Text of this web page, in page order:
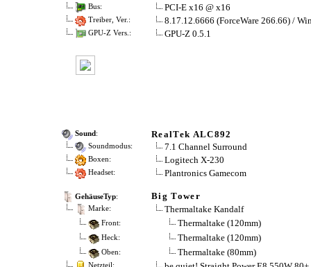
Bus: PCI-E x16 @ x16
Treiber, Ver.: 8.17.12.6666 (ForceWare 266.66) /
GPU-Z Vers.: GPU-Z 0.5.1
Sound: RealTek ALC892
Soundmodus: 7.1 Channel Surround
Boxen: Logitech X-230
Headset: Plantronics Gamecom
GehäuseTyp: Big Tower
Marke: Thermaltake Kandalf
Front: Thermaltake (120mm)
Heck: Thermaltake (120mm)
Oben: Thermaltake (80mm)